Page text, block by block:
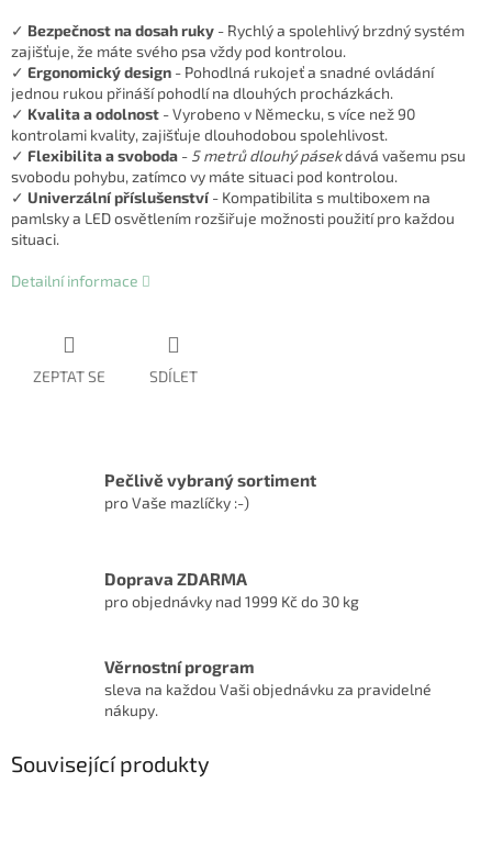
✓ Bezpečnost na dosah ruky - Rychlý a spolehlivý brzdný systém
zajišťuje, že máte svého psa vždy pod kontrolou.
✓ Ergonomický design - Pohodlná rukojeť a snadné ovládání
jednou rukou přináší pohodlí na dlouhých procházkách.
✓ Kvalita a odolnost - Vyrobeno v Německu, s více než 90
kontrolami kvality, zajišťuje dlouhodobou spolehlivost.
✓ Flexibilita a svoboda - 5 metrů dlouhý pásekdává vašemu psu
svobodu pohybu, zatímco vy máte situaci pod kontrolou.
✓ Univerzální příslušenství- Kompatibilita s multiboxem na
pamlsky a LED osvětlením rozšiřuje možnosti použití pro každou
situaci.
Detailní informace
ZEPTAT SE SDÍLET
Pečlivě vybraný sortiment
pro Vaše mazlíčky :-)
Doprava ZDARMA
pro objednávky nad 1999 Kč do 30 kg
Věrnostní program
sleva na každou Vaši objednávku za pravidelné
nákupy.
Související produkty